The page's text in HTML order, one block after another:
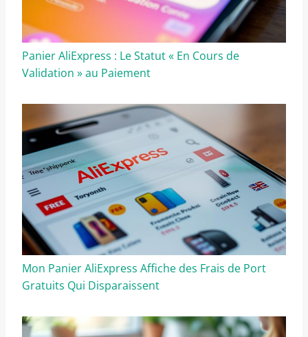
Panier AliExpress : Le Statut « En Cours de
Validation » au Paiement
Mon Panier AliExpress Affiche des Frais de Port
Gratuits Qui Disparaissent